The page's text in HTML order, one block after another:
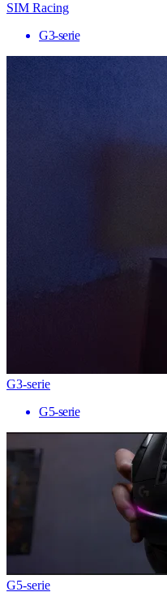
SIM Racing
G3-serie
G3-serie
G5-serie
G5-serie